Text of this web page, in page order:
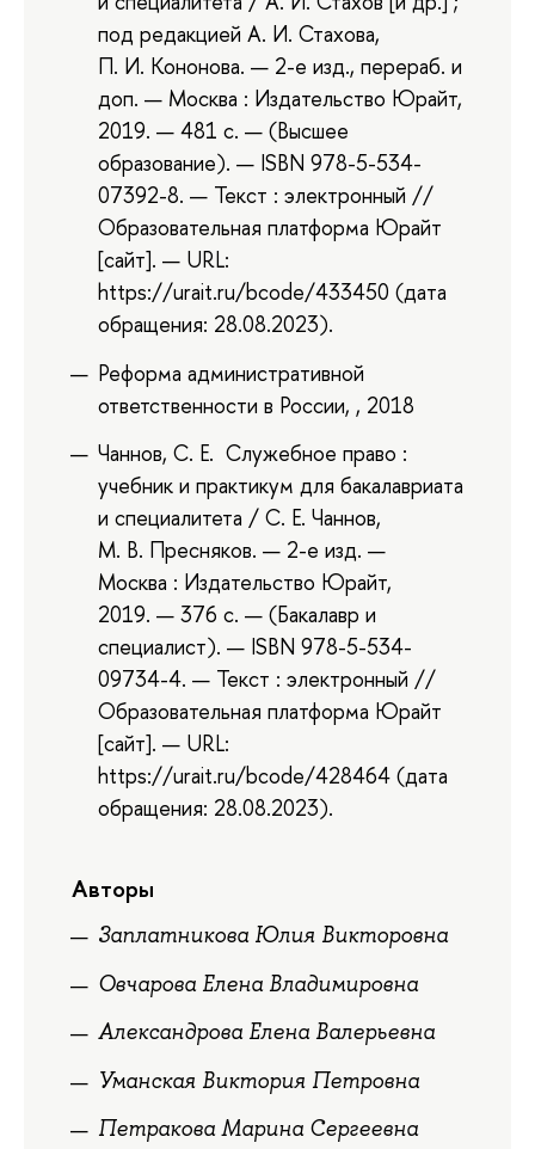
под редакцией А. И. Стахова,
П. И. Кононова. — 2-е изд., перераб. и
доп. — Москва : Издательство Юрайт,
2019. — 481 с. — (Высшее
образование). — ISBN 978-5-534-
07392-8. — Текст : электронный //
Образовательная платформа Юрайт
[сайт]. — URL:
https://urait.ru/bcode/433450 (дата
обращения: 28.08.2023).
Реформа административной
ответственности в России, , 2018
Чаннов, С. Е. Служебное право :
учебник и практикум для бакалавриата
и специалитета / С. Е. Чаннов,
М. В. Пресняков. — 2-е изд. —
Москва : Издательство Юрайт,
2019. — 376 с. — (Бакалавр и
специалист). — ISBN 978-5-534-
09734-4. — Текст : электронный //
Образовательная платформа Юрайт
[сайт]. — URL:
https://urait.ru/bcode/428464 (дата
обращения: 28.08.2023).
Авторы
Заплатникова Юлия Викторовна
Овчарова Елена Владимировна
Александрова Елена Валерьевна
Уманская Виктория Петровна
Петракова Марина Сергеевна